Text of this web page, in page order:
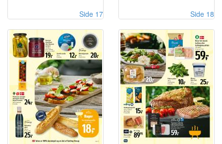
Side 17 Side 18